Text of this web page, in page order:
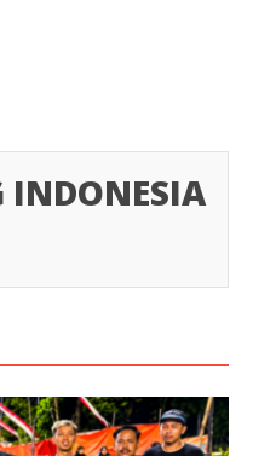
INDONESIA